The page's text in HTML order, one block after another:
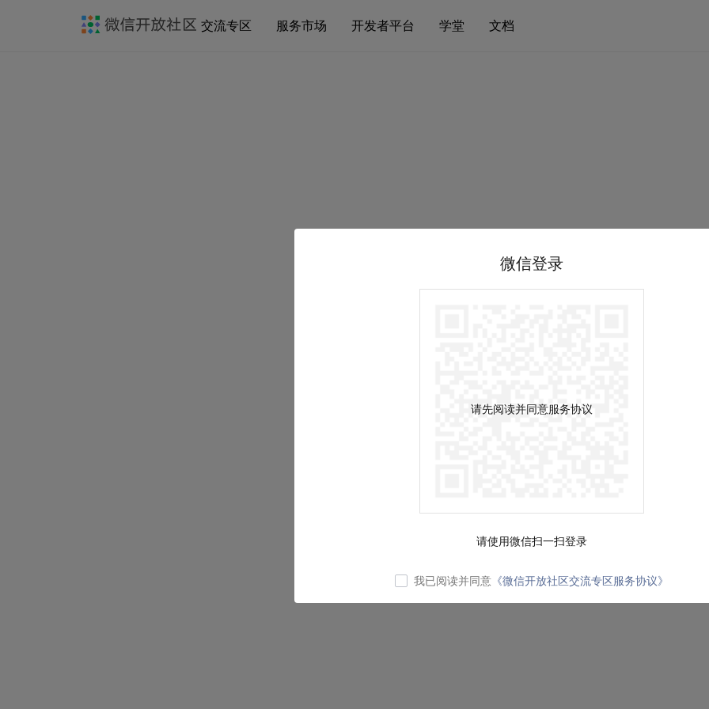
交流专区 服务市场 开发者平台 学堂 文档
微信登录
请先阅读并同意服务协议
请使用微信扫一扫登录
我已阅读并同意 《微信开放社区交流专区服务协议》